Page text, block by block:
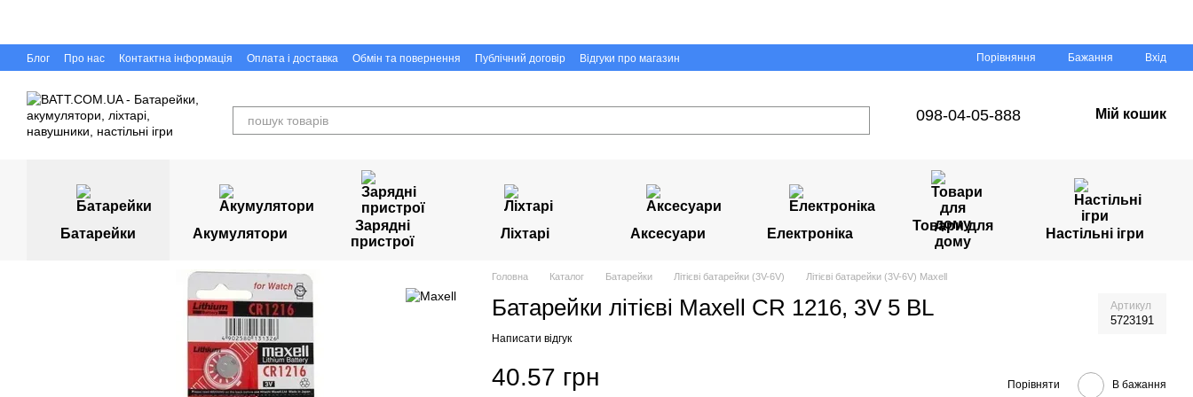
Блог Про нас Контактна інформація Оплата і доставка Обмін та повернення Публічний договір
Відгуки про магазин
Порівняння Бажання Вхід
098-04-05-888 Мій кошик
Батарейки Акумулятори
Зарядні
пристрої
Ліхтарі Аксесуари Електроніка
Товари для
дому
Настільні ігри
Головна Каталог Батарейки Літієві батарейки (3V-6V) Літієві батарейки (3V-6V) Maxell
Батарейки літієві Maxell CR 1216, 3V 5 BL Артикул
5723191
Написати відгук
40.57 грн Порівняти В бажання